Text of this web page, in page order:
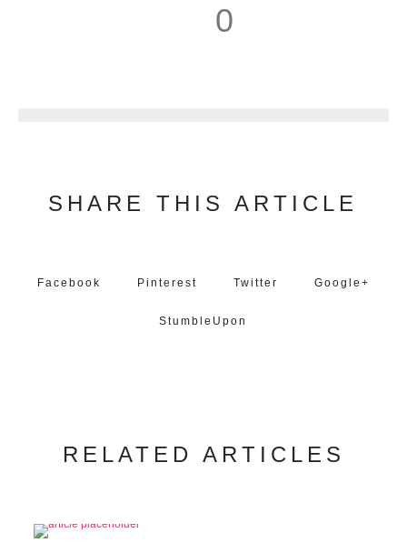
0
SHARE THIS ARTICLE
Facebook Pinterest Twitter Google+
StumbleUpon
RELATED ARTICLES